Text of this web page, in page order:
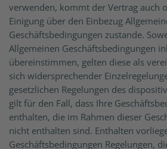
verwenden, kommt der Vertrag auch
Einigung über den Einbezug
Geschäftsbedingungen zustande.
Allgemeinen Geschäftsbedingungen
übereinstimmen, gelten diese als
sich widersprechender
gesetzlichen Regelungen des
gilt für den Fall, dass Ihre
enthalten, die im Rahmen dieser
nicht enthalten sind. Enthalten
Geschäftsbedingungen Regelungen,